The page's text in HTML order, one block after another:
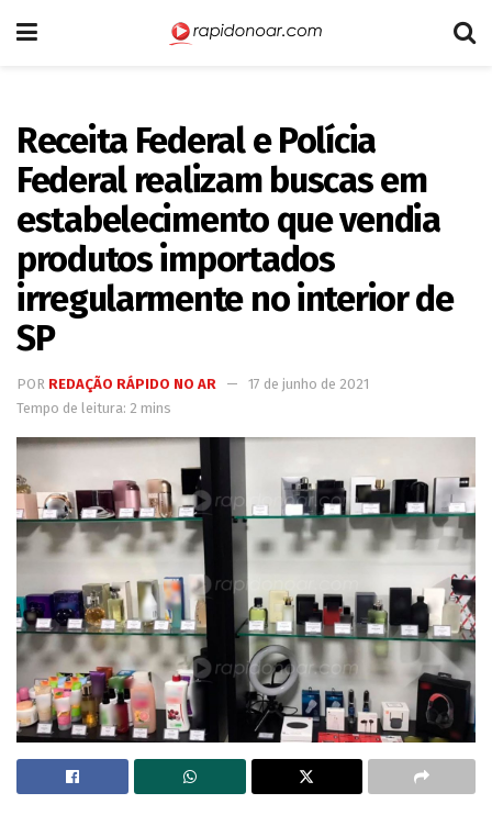
Receita Federal e Polícia
Federal realizam buscas em
estabelecimento que vendia
produtos importados
irregularmente no interior de
SP
POR REDAÇÃO RÁPIDO NO AR
17 de junho de 2021
Tempo de leitura: 2 mins